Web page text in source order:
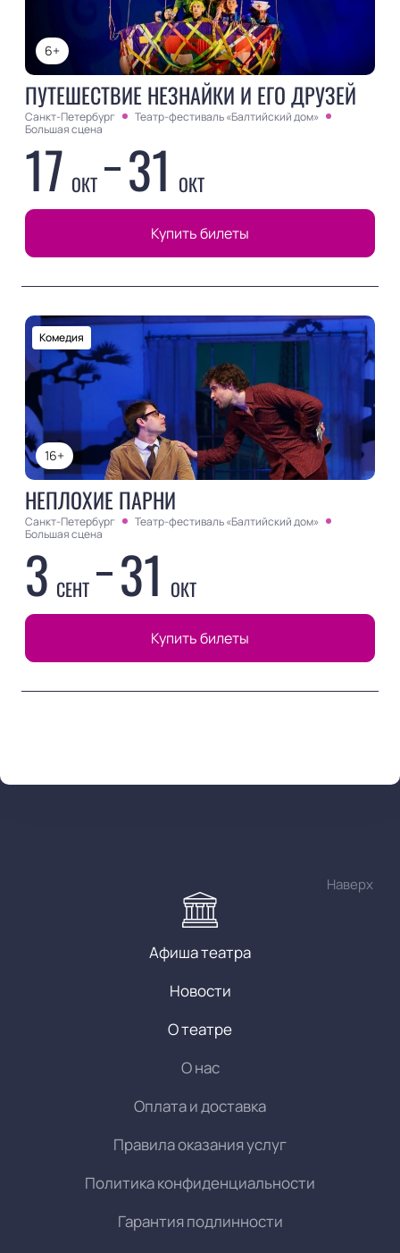
6+
ПУТЕШЕСТВИЕ НЕЗНАЙКИ И ЕГО ДРУЗЕЙ
Санкт-Петербург
Театр-фестиваль «Балтийский дом»
Большая сцена
17 ОКТ 31 ОКТ
Купить билеты
16+
Комедия
НЕПЛОХИЕ ПАРНИ
Санкт-Петербург
Театр-фестиваль «Балтийский дом»
Большая сцена
3 СЕНТ 31 ОКТ
Купить билеты
Наверх
Афиша театра
Новости
О театре
О нас
Оплата и доставка
Правила оказания услуг
Политика конфиденциальности
Гарантия подлинности